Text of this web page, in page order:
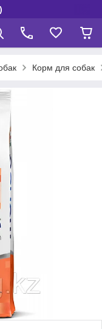
Корм для собак